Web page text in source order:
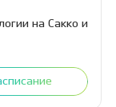
на Сакко и